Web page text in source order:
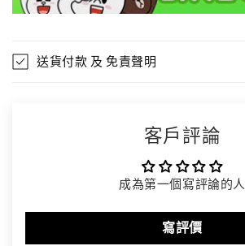
送貨付款 及 免責聲明
客戶評論
成為第一個寫評論的人
寫評價